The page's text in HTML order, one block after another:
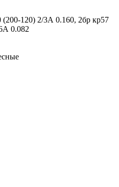
(200-120) 2/3А 0.160, 2бр кр57
0.082